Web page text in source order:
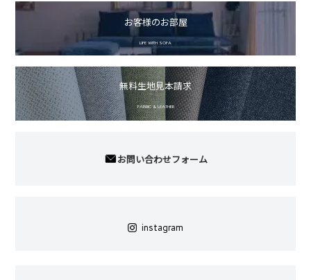
お客様のお部屋
LIFE WITH SOFA
無料生地見本請求
FABRIC & LEATHER
お問い合わせフォーム
instagram